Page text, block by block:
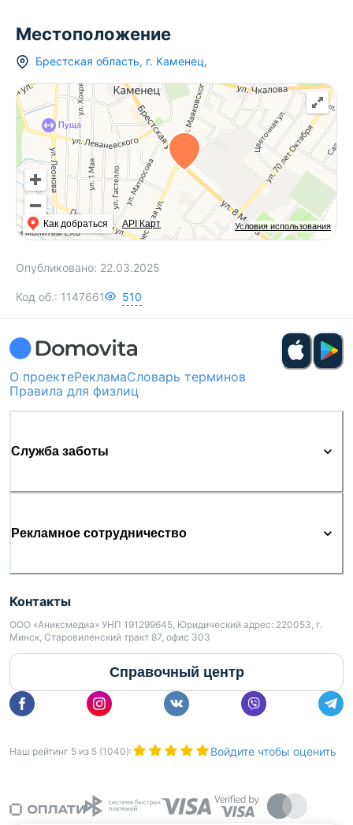
Местоположение
Брестская область, г. Каменец,
Условия использования
Как добраться API Карт
Опубликовано: 22.03.2025
Код об.: 1147661 510
О проектеРекламаСловарь терминов
Правила для физлиц
Служба заботы
Рекламное сотрудничество
Контакты
ООО «Аниксмедиа» УНП 191299645, Юридический адрес: 220053, г.
Минск, Старовиленский тракт 87, офис 303
Справочный центр
Наш рейтинг 5 из 5 (1040): Войдите чтобы оценить